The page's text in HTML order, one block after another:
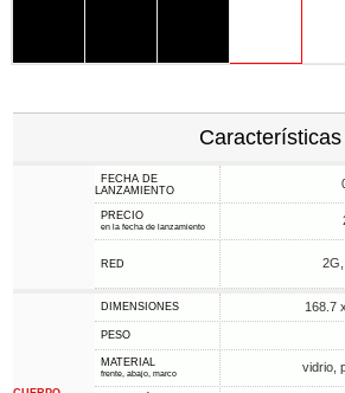
Características
FECHA DE
LANZAMIENTO
PRECIO
en la fecha de lanzamiento
RED
DIMENSIONES 168.7
PESO
MATERIAL
frente, abajo, marco vidrio,